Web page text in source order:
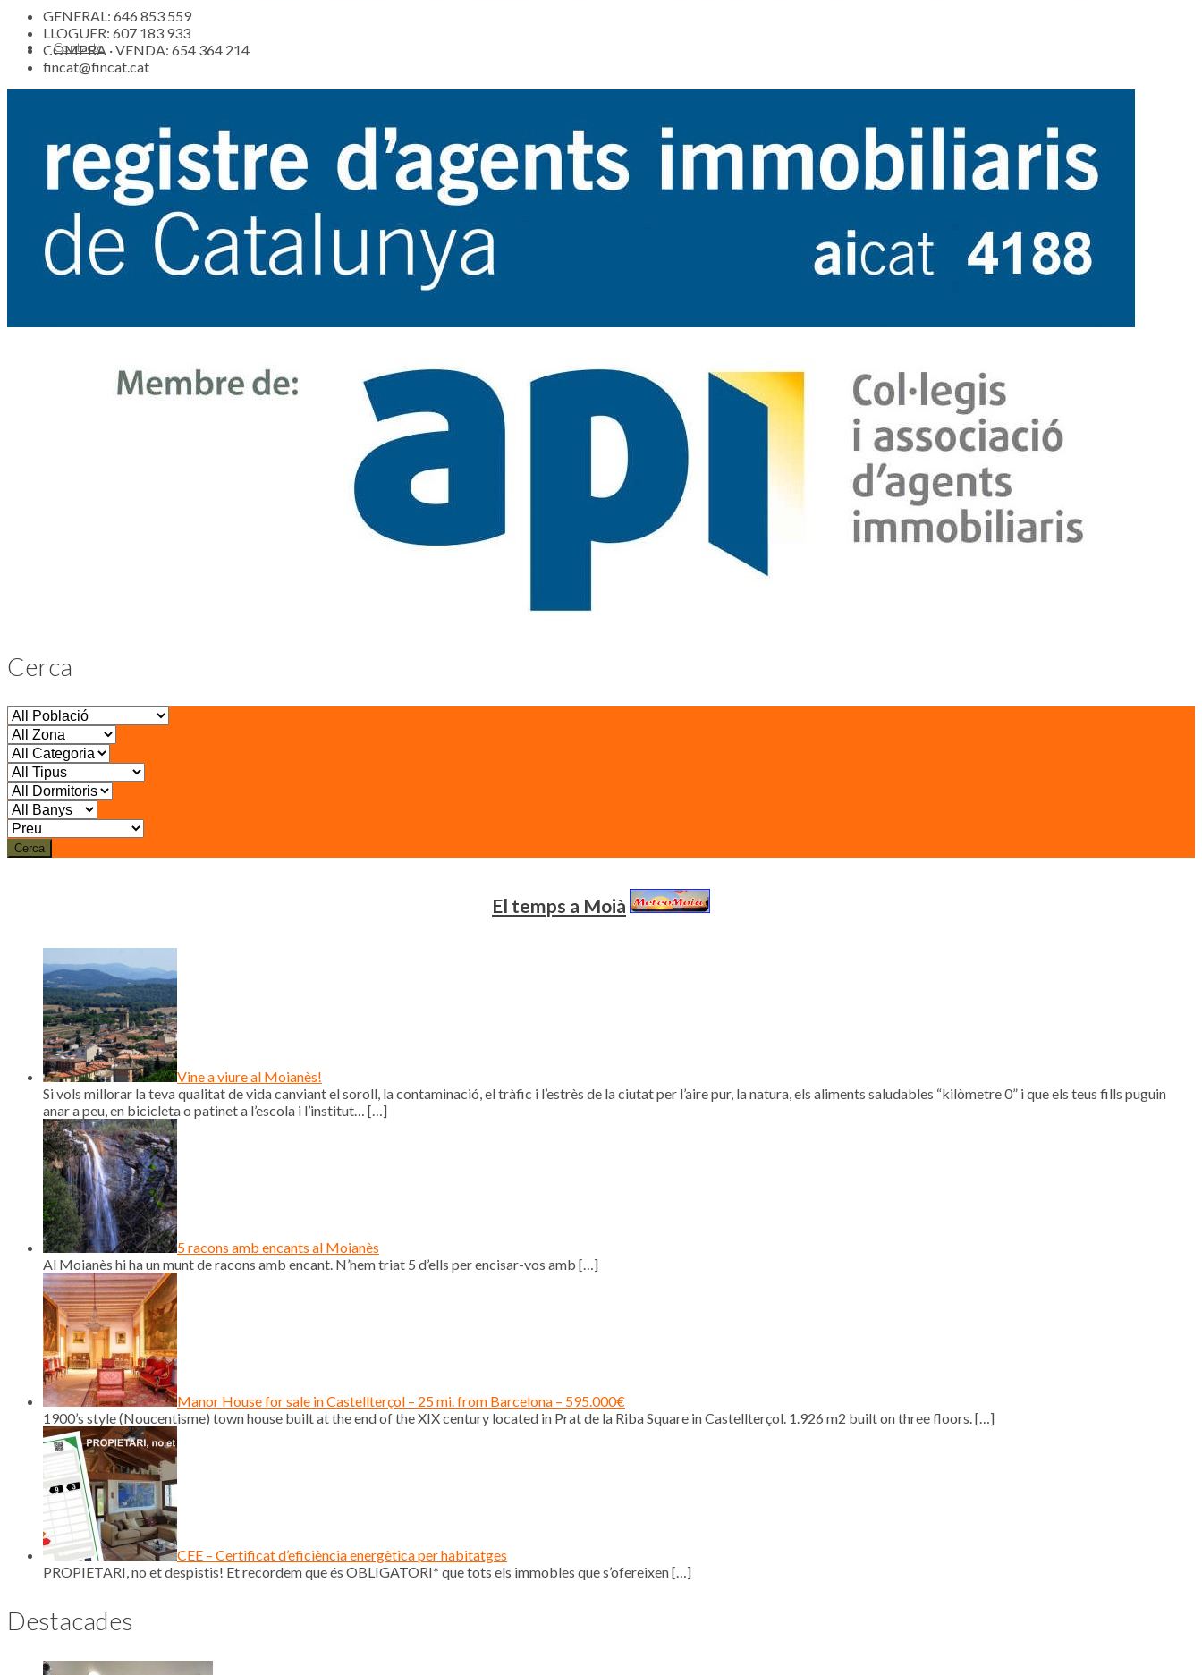
Contacte
GENERAL: 646 853 559
LLOGUER: 607 183 933
COMPRA · VENDA: 654 364 214
fincat@fincat.cat
Cerca
Cerca
El temps a Moià
Vine a viure al Moianès!
Si vols millorar la teva qualitat de vida canviant el soroll, la contaminació, el tràfic i l’estrès de la ciutat per l’aire pur, la natura, els aliments saludables “kilòmetre 0” i que els teus fills puguin
anar a peu, en bicicleta o patinet a l’escola i l’institut…
[…]
5 racons amb encants al Moianès
Al Moianès hi ha un munt de racons amb encant. N’hem triat 5 d’ells per encisar-vos amb […]
Manor House for sale in Castellterçol – 25 mi. from Barcelona – 595.000€
1900’s style (Noucentisme) town house built at the end of the XIX century located in Prat de la Riba Square in Castellterçol. 1.926 m2 built on three floors. […]
CEE – Certificat d’eficiència energètica per habitatges
PROPIETARI, no et despistis! Et recordem que és OBLIGATORI* que tots els immobles que s’ofereixen[…]
Destacades